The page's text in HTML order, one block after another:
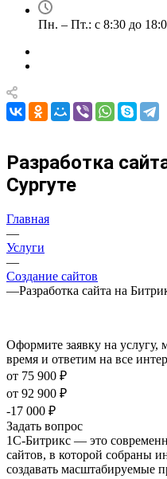
Пн. – Пт.: с 8:30 до
Разработка
Сургуте
Главная
—
Услуги
—
Создание сайтов
—Разработка сайта на
Оформите заявку на
время и ответим на все
от 75 900 ₽
от 92 900 ₽
-17 000 ₽
Задать вопрос
1С-Битрикс — это
сайтов, в которой собраны
создавать масштабируемые